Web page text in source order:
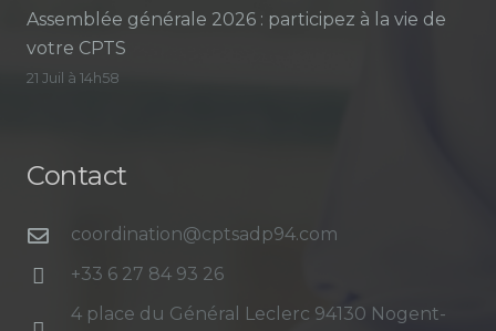
Assemblée générale 2026 : participez à la vie de
votre CPTS
21 Juil à 14h58
Contact
coordination@cptsadp94.com
+33 6 27 84 93 26
4 place du Général Leclerc 94130 Nogent-